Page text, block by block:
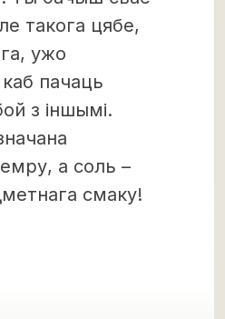
такога цябе,
ужо
пачаць
з іншымі.
а соль –
смаку!